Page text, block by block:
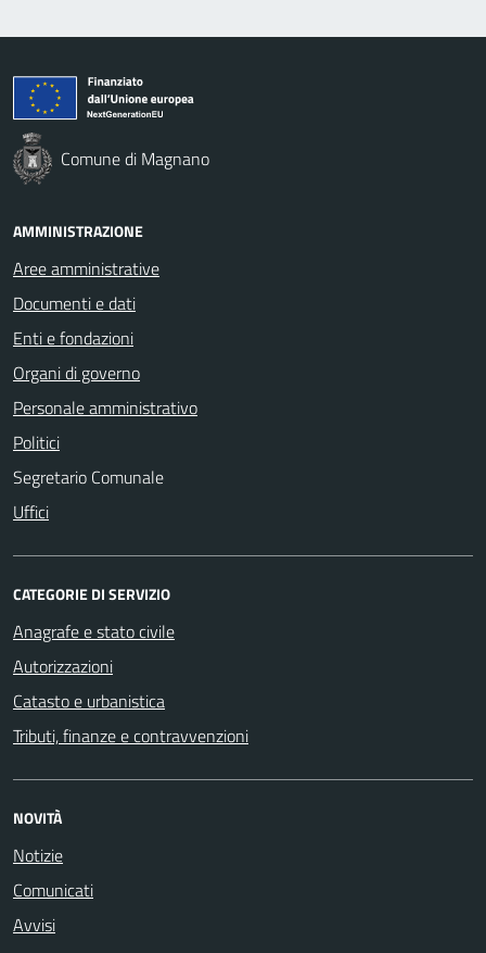
Comune di Magnano
AMMINISTRAZIONE
Aree amministrative
Documenti e dati
Enti e fondazioni
Organi di governo
Personale amministrativo
Politici
Segretario Comunale
Uffici
CATEGORIE DI SERVIZIO
Anagrafe e stato civile
Autorizzazioni
Catasto e urbanistica
Tributi, finanze e contravvenzioni
NOVITÀ
Notizie
Comunicati
Avvisi